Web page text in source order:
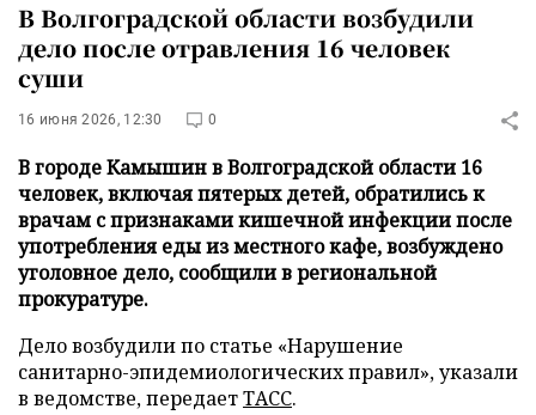
В Волгоградской области возбудили
дело после отравления 16 человек
суши
16 июня 2026, 12:30 0
В городе Камышин в Волгоградской области 16
человек, включая пятерых детей, обратились к
врачам с признаками кишечной инфекции после
употребления еды из местного кафе, возбуждено
уголовное дело, сообщили в региональной
прокуратуре.
Дело возбудили по статье «Нарушение
санитарно-эпидемиологических правил», указали
в ведомстве, передаетТАСС.